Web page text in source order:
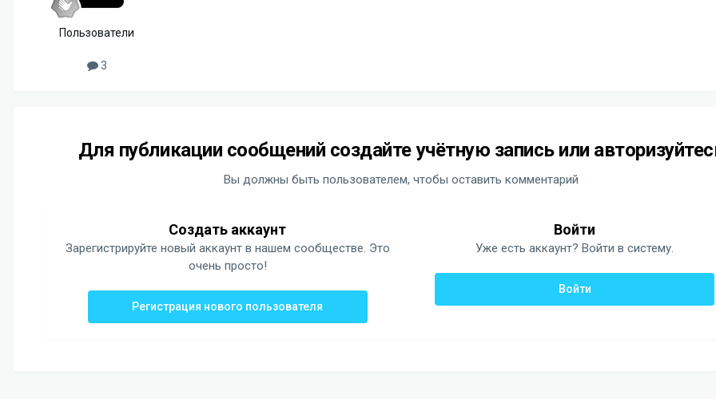
Пользователи
3
Для публикации сообщений создайте учётную запись или
Вы должны быть пользователем, чтобы оставить комментарий
Создать аккаунт
Зарегистрируйте новый аккаунт в нашем сообществе. Это
очень просто!
Регистрация нового пользователя
Войти
Уже есть аккаунт? Войти в систему.
Войти